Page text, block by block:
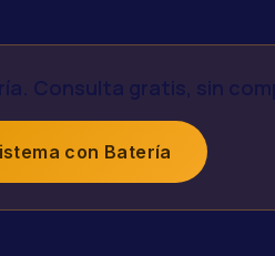
Consulta gratis, sin
con Batería